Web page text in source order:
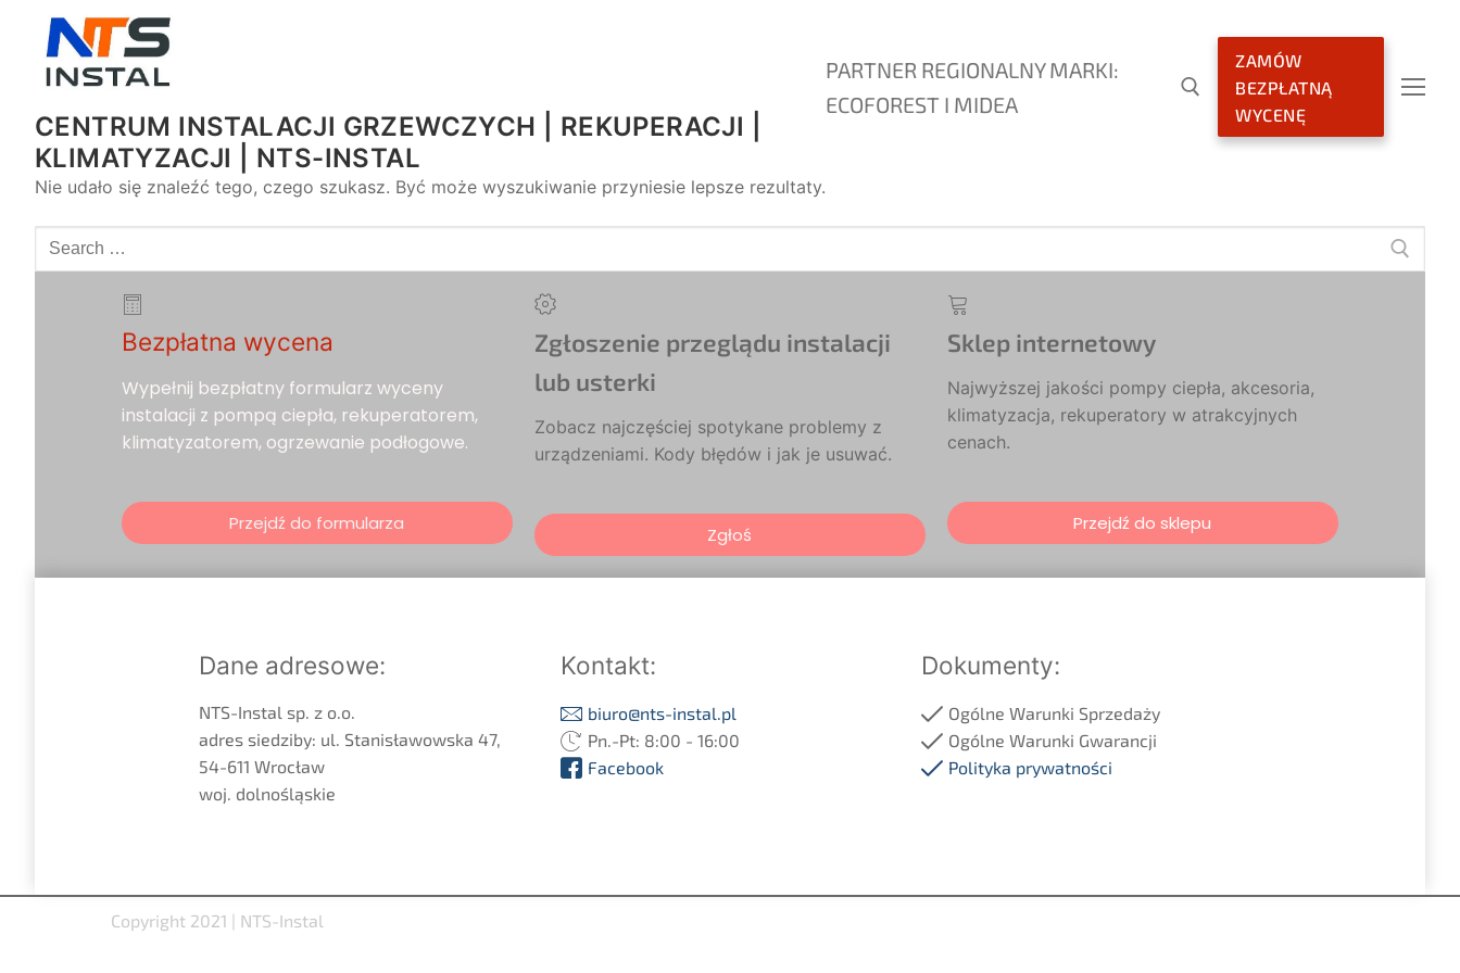
CENTRUM INSTALACJI GRZEWCZYCH | REKUPERACJI |
KLIMATYZACJI | NTS-INSTAL
PARTNER REGIONALNY MARKI:
ECOFOREST I MIDEA
ZAMÓW
BEZPŁATNĄ
WYCENĘ
Nie udało się znaleźć tego, czego szukasz. Być może wyszukiwanie przyniesie lepsze rezultaty.
Bezpłatna wycena
Wypełnij bezpłatny formularz wyceny
instalacji z pompą ciepła, rekuperatorem,
klimatyzatorem, ogrzewanie podłogowe.
Przejdź do formularza
Zgłoszenie przeglądu instalacji
lub usterki
Zobacz najczęściej spotykane problemy z
urządzeniami. Kody błędów i jak je usuwać.
Zgłoś
Sklep internetowy
Najwyższej jakości pompy ciepła, akcesoria,
klimatyzacja, rekuperatory w atrakcyjnych
cenach.
Przejdź do sklepu
Dane adresowe:
NTS-Instal sp. z o.o.
adres siedziby: ul. Stanisławowska 47,
54-611 Wrocław
woj. dolnośląskie
Kontakt:
biuro@nts-instal.pl
Pn.-Pt: 8:00 - 16:00
Facebook
Dokumenty:
Ogólne Warunki Sprzedaży
Ogólne Warunki Gwarancji
Polityka prywatności
Copyright 2021 | NTS-Instal